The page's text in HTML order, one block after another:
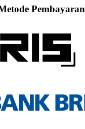
Pembayaran